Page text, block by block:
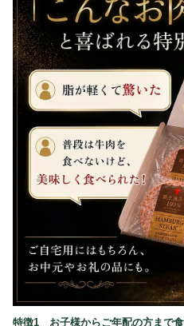
特徴1 お子様からご年配の方まで